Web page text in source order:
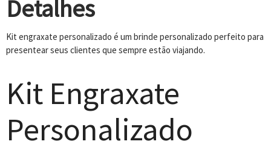
Detalhes
Kit engraxate personalizado é um brinde personalizado perfeito para
presentear seus clientes que sempre estão viajando.
Kit Engraxate
Personalizado